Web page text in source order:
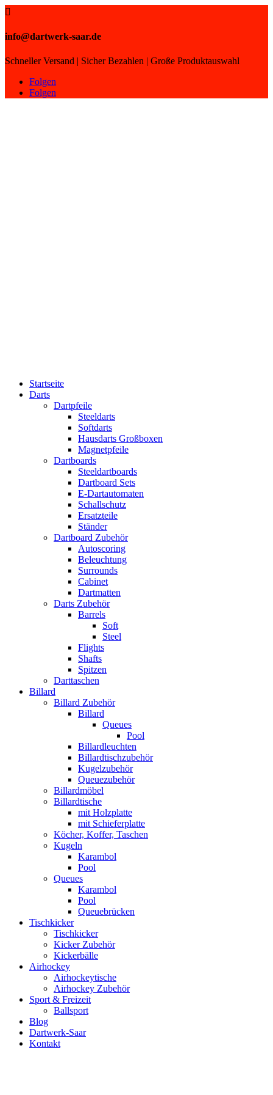

info@dartwerk-saar.de
Schneller Versand | Sicher Bezahlen | Große Produktauswahl
Folgen
Folgen
Startseite
Darts
Dartpfeile
Steeldarts
Softdarts
Hausdarts Großboxen
Magnetpfeile
Dartboards
Steeldartboards
Dartboard Sets
E-Dartautomaten
Schallschutz
Ersatzteile
Ständer
Dartboard Zubehör
Autoscoring
Beleuchtung
Surrounds
Cabinet
Dartmatten
Darts Zubehör
Barrels
Soft
Steel
Flights
Shafts
Spitzen
Darttaschen
Billard
Billard Zubehör
Billard
Queues
Pool
Billardleuchten
Billardtischzubehör
Kugelzubehör
Queuezubehör
Billardmöbel
Billardtische
mit Holzplatte
mit Schieferplatte
Köcher, Koffer, Taschen
Kugeln
Karambol
Pool
Queues
Karambol
Pool
Queuebrücken
Tischkicker
Tischkicker
Kicker Zubehör
Kickerbälle
Airhockey
Airhockeytische
Airhockey Zubehör
Sport & Freizeit
Ballsport
Blog
Dartwerk-Saar
Kontakt